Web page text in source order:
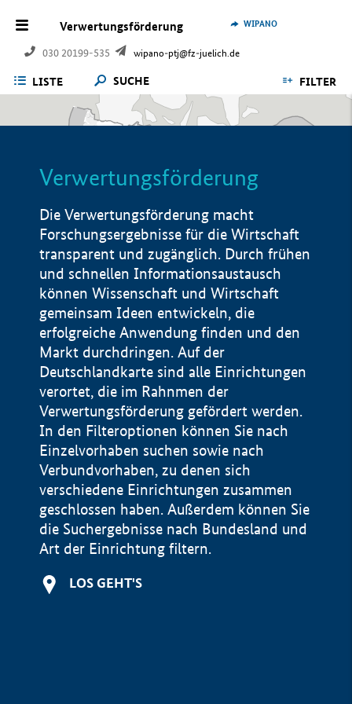
Verwertungsförderung
030 20199-535 wipano-ptj@fz-juelich.de
WIPANO
LISTE SUCHE FILTER
Verwertungsförderung
Die Verwertungsförderung macht
Forschungsergebnisse für die Wirtschaft
transparent und zugänglich. Durch frühen
und schnellen Informationsaustausch
können Wissenschaft und Wirtschaft
gemeinsam Ideen entwickeln, die
erfolgreiche Anwendung finden und den
Markt durchdringen. Auf der
Deutschlandkarte sind alle Einrichtungen
verortet, die im Rahnmen der
Verwertungsförderung gefördert werden.
In den Filteroptionen können Sie nach
Einzelvorhaben suchen sowie nach
Verbundvorhaben, zu denen sich
verschiedene Einrichtungen zusammen
geschlossen haben. Außerdem können Sie
die Suchergebnisse nach Bundesland und
Art der Einrichtung filtern.
LOS GEHT'S